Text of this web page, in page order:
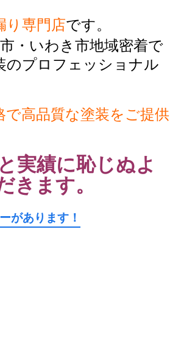
り専門店です。
・いわき市地域密着で
のプロフェッショナル
高品質な塗装をご提供
実績に恥じぬよ
きます。
があります！